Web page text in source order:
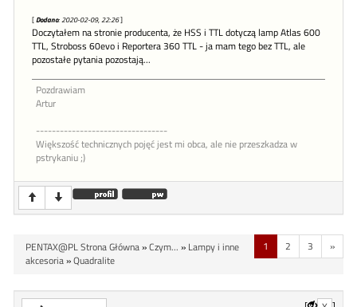
[Dodano: 2020-02-09, 22:26]
Doczytałem na stronie producenta, że HSS i TTL dotyczą lamp Atlas 600
TTL, Stroboss 60evo i Reportera 360 TTL - ja mam tego bez TTL, ale
pozostałe pytania pozostają...
Pozdrawiam
Artur
---------------------------------
Większość technicznych pojęć jest mi obca, ale nie przeszkadza w
pstrykaniu ;)
1 2 3 »
PENTAX@PL Strona Główna»Czym... » Lampy i inne
akcesoria»Quadralite